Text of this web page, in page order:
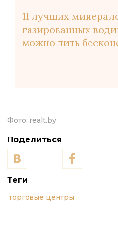
11 лучших
газированных
можно пить
Фото: realt.by
Поделиться
Теги
торговые центры